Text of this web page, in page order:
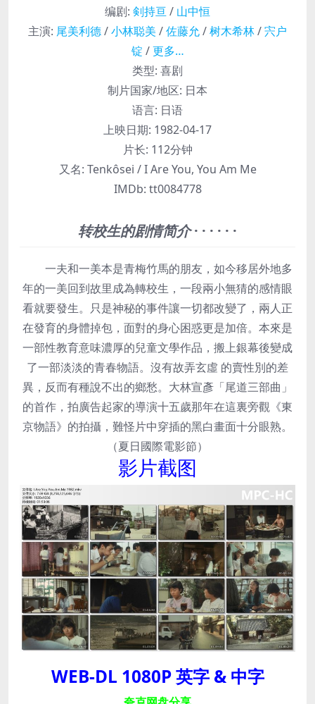
编剧: 剣持亘 / 山中恒
主演: 尾美利德/小林聪美 /佐藤允/树木希林/宍户
锭 /更多…
类型: 喜剧
制片国家/地区: 日本
语言: 日语
上映日期: 1982-04-17
片长: 112分钟
又名: Tenkôsei / I Are You, You Am Me
IMDb: tt0084778
转校生的剧情简介· · · · · ·
一夫和一美本是青梅竹馬的朋友，如今移居外地多
年的一美回到故里成為轉校生，一段兩小無猜的感情眼
看就要發生。只是神秘的事件讓一切都改變了，兩人正
在發育的身體掉包，面對的身心困惑更是加倍。本來是
一部性教育意味濃厚的兒童文學作品，搬上銀幕後變成
了一部淡淡的青春物語。沒有故弄玄虛 的賣性別的差
異，反而有種說不出的鄉愁。大林宣彥「尾道三部曲」
的首作，拍廣告起家的導演十五歲那年在這裏旁觀《東
京物語》的拍攝，難怪片中穿插的黑白畫面十分眼熟。
（夏日國際電影節）
影片截图
WEB-DL 1080P 英字 & 中字